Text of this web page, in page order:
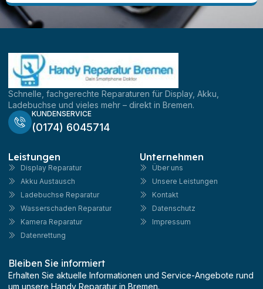
Schnelle, fachgerechte Reparaturen für Display, Akku,
Ladebuchse und vieles mehr – direkt in Bremen.
KUNDENSERVICE
(0174) 6045714
Leistungen
Display Reparatur
Akku Austausch
Ladebuchse Reparatur
Wasserschaden Reparatur
Kamera Reparatur
Datenrettung
Unternehmen
Über uns
Unsere Leistungen
Kontakt
Datenschutz
Impressum
Bleiben Sie informiert
Erhalten Sie aktuelle Informationen und Service-Angebote rund
um unsere Handy Reparatur in Bremen.